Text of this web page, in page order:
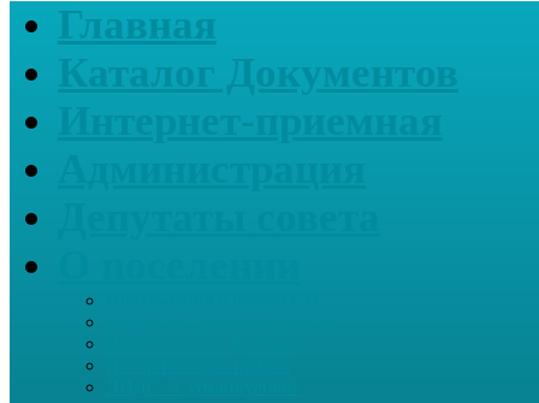
Главная
Каталог Документов